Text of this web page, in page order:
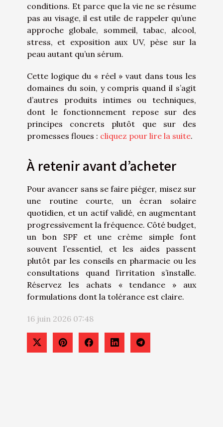
conditions. Et parce que la vie ne se résume
pas au visage, il est utile de rappeler qu’une
approche globale, sommeil, tabac, alcool,
stress, et exposition aux UV, pèse sur la
peau autant qu’un sérum.
Cette logique du « réel » vaut dans tous les
domaines du soin, y compris quand il s’agit
d’autres produits intimes ou techniques,
dont le fonctionnement repose sur des
principes concrets plutôt que sur des
promesses floues : cliquez pour lire la suite.
À retenir avant d’acheter
Pour avancer sans se faire piéger, misez sur
une routine courte, un écran solaire
quotidien, et un actif validé, en augmentant
progressivement la fréquence. Côté budget,
un bon SPF et une crème simple font
souvent l’essentiel, et les aides passent
plutôt par les conseils en pharmacie ou les
consultations quand l’irritation s’installe.
Réservez les achats « tendance » aux
formulations dont la tolérance est claire.
16 juin 2026 07:48